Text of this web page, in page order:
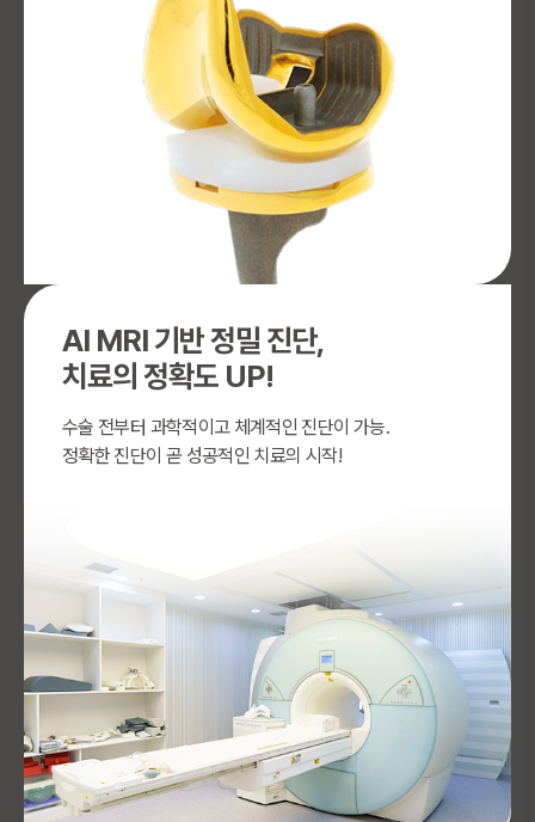
AI MRI 기반 정밀 진단,
치료의 정확도 UP!
수술 전부터 과학적이고 체계적인 진단이 가능.
정확한 진단이 곧 성공적인 치료의 시작!